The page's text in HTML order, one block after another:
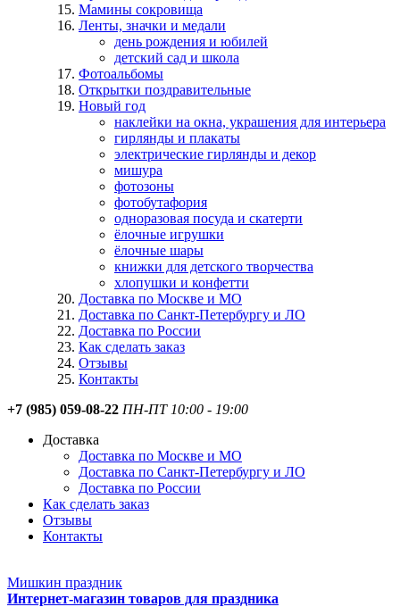
Мамины сокровища
Ленты, значки и медали
день рождения и юбилей
детский сад и школа
Фотоальбомы
Открытки поздравительные
Новый год
наклейки на окна, украшения для интерьера
гирлянды и плакаты
электрические гирлянды и декор
мишура
фотозоны
фотобутафория
одноразовая посуда и скатерти
ёлочные игрушки
ёлочные шары
книжки для детского творчества
хлопушки и конфетти
Доставка по Москве и МО
Доставка по Санкт-Петербургу и ЛО
Доставка по России
Как сделать заказ
Отзывы
Контакты
+7 (985) 059-08-22 ПН-ПТ 10:00 - 19:00
Доставка
Доставка по Москве и МО
Доставка по Санкт-Петербургу и ЛО
Доставка по России
Как сделать заказ
Отзывы
Контакты
Мишкин праздник
Интернет-магазин товаров для праздника